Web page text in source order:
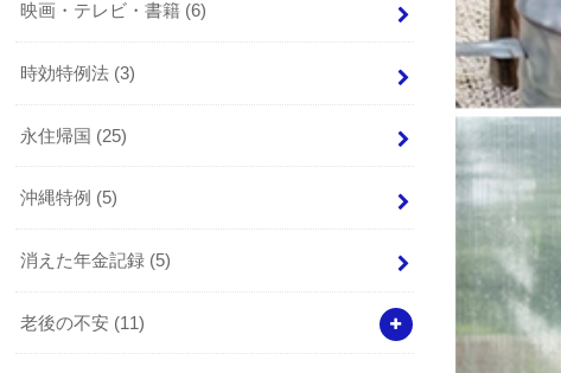
映画・テレビ・書籍 (6)
時効特例法 (3)
永住帰国 (25)
沖縄特例 (5)
消えた年金記録 (5)
老後の不安 (11)